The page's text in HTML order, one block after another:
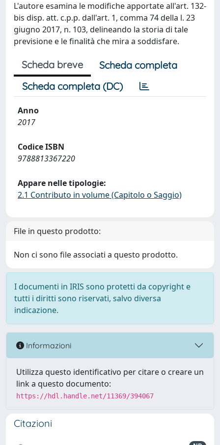
L'autore esamina le modifiche apportate all'art. 132-
bis disp. att. c.p.p. dall'art. 1, comma 74 della l. 23
giugno 2017, n. 103, delineando la storia di tale
previsione e le finalità che mira a soddisfare.
Scheda breve
Scheda completa
Scheda completa (DC)
Anno
2017
Codice ISBN
9788813367220
Appare nelle tipologie:
2.1 Contributo in volume (Capitolo o Saggio)
File in questo prodotto:
Non ci sono file associati a questo prodotto.
I documenti in IRIS sono protetti da copyright e
tutti i diritti sono riservati, salvo diversa
indicazione.
Informazioni
Utilizza questo identificativo per citare o creare un
link a questo documento:
https://hdl.handle.net/11369/394067
Citazioni